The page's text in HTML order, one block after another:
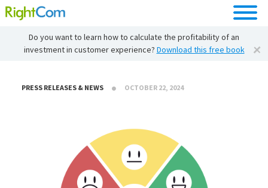
Do you want to learn how to calculate the profitability of an
investment in customer experience? Download this free book
PRESS RELEASES & NEWS OCTOBER 22, 2024